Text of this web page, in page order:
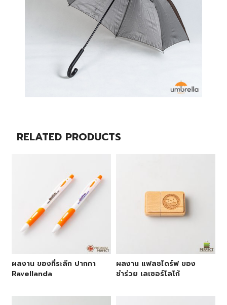
RELATED PRODUCTS
ผลงาน ของที่ระลึก ปากกา
Ravellanda
ผลงาน แฟลชไดร์ฟ ของ
ชำร่วย เลเซอร์โลโก้